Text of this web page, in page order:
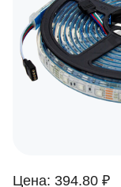
Цена: 394.80 ₽